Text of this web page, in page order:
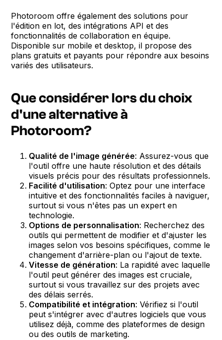
Photoroom offre également des solutions pour
l'édition en lot, des intégrations API et des
fonctionnalités de collaboration en équipe.
Disponible sur mobile et desktop, il propose des
plans gratuits et payants pour répondre aux besoins
variés des utilisateurs.
Que considérer lors du choix
d'une alternative à
Photoroom?
Qualité de l'image générée: Assurez-vous que
l'outil offre une haute résolution et des détails
visuels précis pour des résultats professionnels.
Facilité d'utilisation: Optez pour une interface
intuitive et des fonctionnalités faciles à naviguer,
surtout si vous n'êtes pas un expert en
technologie.
Options de personnalisation: Recherchez des
outils qui permettent de modifier et d'ajuster les
images selon vos besoins spécifiques, comme le
changement d'arrière-plan ou l'ajout de texte.
Vitesse de génération: La rapidité avec laquelle
l'outil peut générer des images est cruciale,
surtout si vous travaillez sur des projets avec
des délais serrés.
Compatibilité et intégration: Vérifiez si l'outil
peut s'intégrer avec d'autres logiciels que vous
utilisez déjà, comme des plateformes de design
ou des outils de marketing.